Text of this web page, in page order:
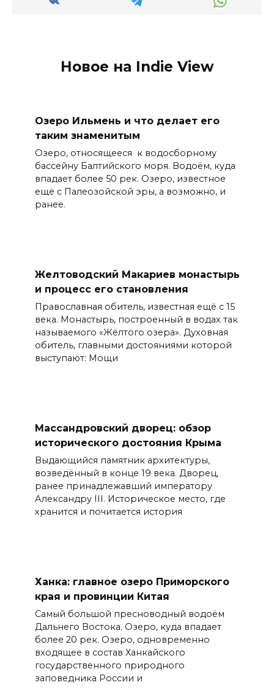
Новое на Indie View
Озеро Ильмень и что делает его
таким знаменитым
Озеро, относящееся к водосборному
бассейну Балтийского моря. Водоём, куда
впадает более 50 рек. Озеро, известное
ещё с Палеозойской эры, а возможно, и
ранее.
Желтоводский Макариев монастырь
и процесс его становления
Православная обитель, известная ещё с 15
века. Монастырь, построенный в водах так
называемого «Жёлтого озера». Духовная
обитель, главными достояниями которой
выступают: Мощи
Массандровский дворец: обзор
исторического достояния Крыма
Выдающийся памятник архитектуры,
возведённый в конце 19 века. Дворец,
ранее принадлежавший императору
Александру III. Историческое место, где
хранится и почитается история
Ханка: главное озеро Приморского
края и провинции Китая
Самый большой пресноводный водоём
Дальнего Востока. Озеро, куда впадает
более 20 рек. Озеро, одновременно
входящее в состав Ханкайского
государственного природного
заповедника России и